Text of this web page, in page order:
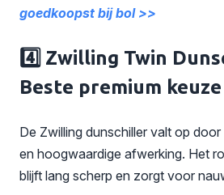
goedkoopst bij bol >>
4️⃣ Zwilling Twin
Beste premium keuze
De Zwilling dunschiller valt op
en hoogwaardige afwerking. Het
blijft lang scherp en zorgt voor